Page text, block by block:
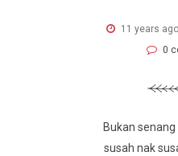
11 years ago
0
Bukan
susah nak